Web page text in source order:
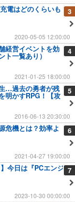
3
電はどのくらいも
2020-05-05 12:00:00
4
経営イベントを効
ト一覧あり）
2021-01-25 18:00:00
5
…過去の勇者が残
明かすRPG！【攻
2016-06-13 20:30:00
6
危機とは？効率よ
2021-04-27 19:00:00
7
今日は『PCエンジ
2023-10-30 00:00:00